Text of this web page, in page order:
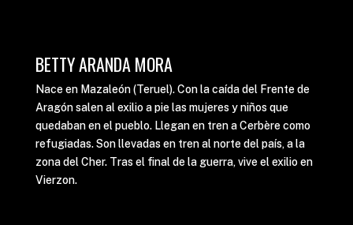
BETTY ARANDA MORA
Nace en Mazaleón (Teruel). Con la caída del Frente de
Aragón salen al exilio a pie las mujeres y niños que
quedaban en el pueblo. Llegan en tren a Cerbère como
refugiadas. Son llevadas en tren al norte del país, a la
zona del Cher. Tras el final de la guerra, vive el exilio en
Vierzon.